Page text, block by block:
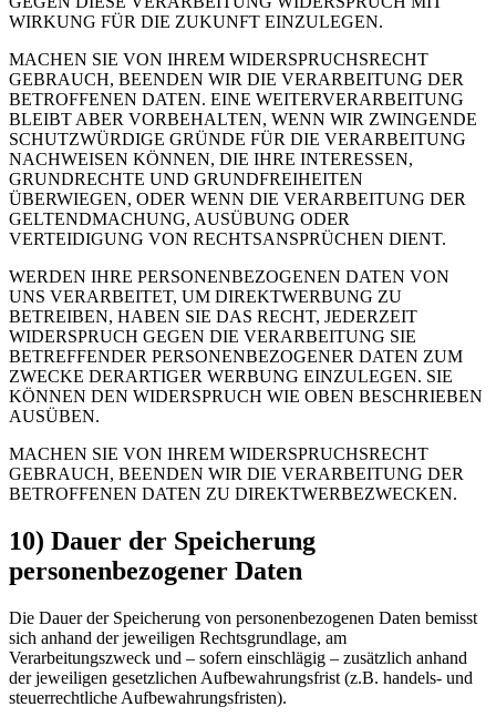
WIRKUNG FÜR DIE ZUKUNFT EINZULEGEN.
MACHEN SIE VON IHREM WIDERSPRUCHSRECHT
GEBRAUCH, BEENDEN WIR DIE VERARBEITUNG DER
BETROFFENEN DATEN. EINE WEITERVERARBEITUNG
BLEIBT ABER VORBEHALTEN, WENN WIR ZWINGENDE
SCHUTZWÜRDIGE GRÜNDE FÜR DIE VERARBEITUNG
NACHWEISEN KÖNNEN, DIE IHRE INTERESSEN,
GRUNDRECHTE UND GRUNDFREIHEITEN
ÜBERWIEGEN, ODER WENN DIE VERARBEITUNG DER
GELTENDMACHUNG, AUSÜBUNG ODER
VERTEIDIGUNG VON RECHTSANSPRÜCHEN DIENT.
WERDEN IHRE PERSONENBEZOGENEN DATEN VON
UNS VERARBEITET, UM DIREKTWERBUNG ZU
BETREIBEN, HABEN SIE DAS RECHT, JEDERZEIT
WIDERSPRUCH GEGEN DIE VERARBEITUNG SIE
BETREFFENDER PERSONENBEZOGENER DATEN ZUM
ZWECKE DERARTIGER WERBUNG EINZULEGEN. SIE
KÖNNEN DEN WIDERSPRUCH WIE OBEN BESCHRIEBEN
AUSÜBEN.
MACHEN SIE VON IHREM WIDERSPRUCHSRECHT
GEBRAUCH, BEENDEN WIR DIE VERARBEITUNG DER
BETROFFENEN DATEN ZU DIREKTWERBEZWECKEN.
10) Dauer der Speicherung
personenbezogener Daten
Die Dauer der Speicherung von personenbezogenen Daten bemisst
sich anhand der jeweiligen Rechtsgrundlage, am
Verarbeitungszweck und – sofern einschlägig – zusätzlich anhand
der jeweiligen gesetzlichen Aufbewahrungsfrist (z.B. handels- und
steuerrechtliche Aufbewahrungsfristen).